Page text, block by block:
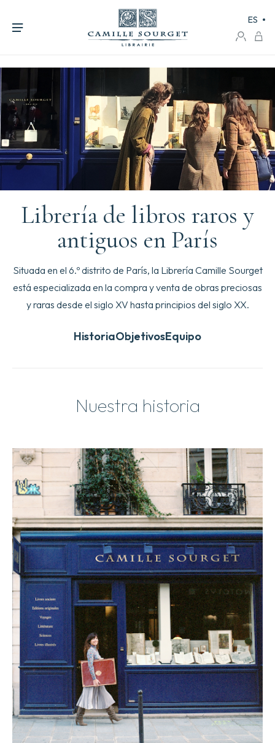
ES
Librería de libros raros y
antiguos en París
Situada en el 6.º distrito de París, la Librería Camille Sourget
está especializada en la compra y venta de obras preciosas
y raras desde el siglo XV hasta principios del siglo XX.
HistoriaObjetivosEquipo
Nuestra historia